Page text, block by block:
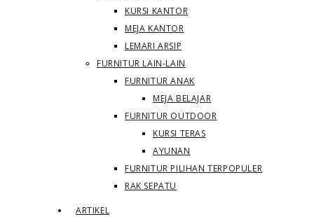
KURSI KANTOR
MEJA KANTOR
LEMARI ARSIP
FURNITUR LAIN-LAIN
FURNITUR ANAK
MEJA BELAJAR
FURNITUR OUTDOOR
KURSI TERAS
AYUNAN
FURNITUR PILIHAN TERPOPULER
RAK SEPATU
ARTIKEL